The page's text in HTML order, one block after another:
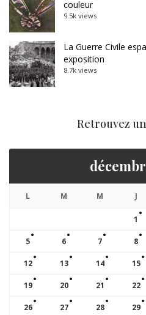
couleur
9.5k views
La Guerre Civile
exposition
8.7k views
Retrouvez
L M M J
1
5 6 7 8
12 13 14 15
19 20 21 22
26 27 28 29